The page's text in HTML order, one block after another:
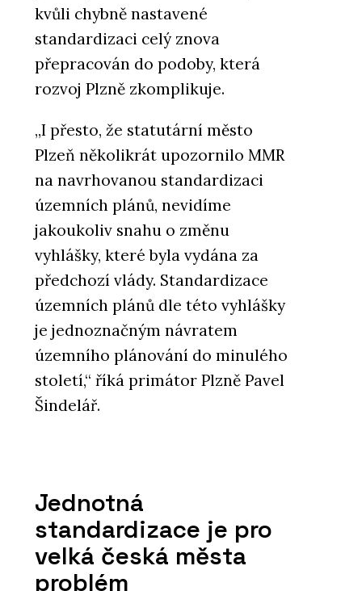
kvůli chybně nastavené
standardizaci celý znova
přepracován do podoby, která
rozvoj Plzně zkomplikuje.
„I přesto, že statutární město
Plzeň několikrát upozornilo MMR
na navrhovanou standardizaci
územních plánů, nevidíme
jakoukoliv snahu o změnu
vyhlášky, které byla vydána za
předchozí vlády. Standardizace
územních plánů dle této vyhlášky
je jednoznačným návratem
územního plánování do minulého
století,“ říká primátor Plzně Pavel
Šindelář.
Jednotná
standardizace je pro
velká česká města
problém